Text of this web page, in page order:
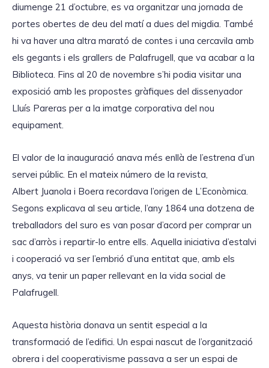
diumenge 21 d’octubre, es va organitzar una jornada de
portes obertes de deu del matí a dues del migdia. També
hi va haver una altra marató de contes i una cercavila amb
els gegants i els grallers de Palafrugell, que va acabar a la
Biblioteca. Fins al 20 de novembre s’hi podia visitar una
exposició amb les propostes gràfiques del dissenyador
Lluís Pareras per a la imatge corporativa del nou
equipament.
El valor de la inauguració anava més enllà de l’estrena d’un
servei públic. En el mateix número de la revista,
Albert Juanola i Boera recordava l’origen de L’Econòmica.
Segons explicava al seu article, l’any 1864 una dotzena de
treballadors del suro es van posar d’acord per comprar un
sac d’arròs i repartir-lo entre ells. Aquella iniciativa d’estalvi
i cooperació va ser l’embrió d’una entitat que, amb els
anys, va tenir un paper rellevant en la vida social de
Palafrugell.
Aquesta història donava un sentit especial a la
transformació de l’edifici. Un espai nascut de l’organització
obrera i del cooperativisme passava a ser un espai de